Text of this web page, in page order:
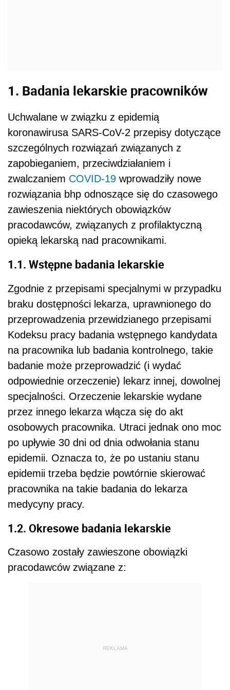
1. Badania lekarskie pracowników
Uchwalane w związku z epidemią
koronawirusa SARS-CoV-2 przepisy dotyczące
szczególnych rozwiązań związanych z
zapobieganiem, przeciwdziałaniem i
zwalczaniem COVID-19 wprowadziły nowe
rozwiązania bhp odnoszące się do czasowego
zawieszenia niektórych obowiązków
pracodawców, związanych z profilaktyczną
opieką lekarską nad pracownikami.
1.1. Wstępne badania lekarskie
Zgodnie z przepisami specjalnymi w przypadku
braku dostępności lekarza, uprawnionego do
przeprowadzenia przewidzianego przepisami
Kodeksu pracy badania wstępnego kandydata
na pracownika lub badania kontrolnego, takie
badanie może przeprowadzić (i wydać
odpowiednie orzeczenie) lekarz innej, dowolnej
specjalności. Orzeczenie lekarskie wydane
przez innego lekarza włącza się do akt
osobowych pracownika. Utraci jednak ono moc
po upływie 30 dni od dnia odwołania stanu
epidemii. Oznacza to, że po ustaniu stanu
epidemii trzeba będzie powtórnie skierować
pracownika na takie badania do lekarza
medycyny pracy.
1.2. Okresowe badania lekarskie
Czasowo zostały zawieszone obowiązki
pracodawców związane z:
REKLAMA